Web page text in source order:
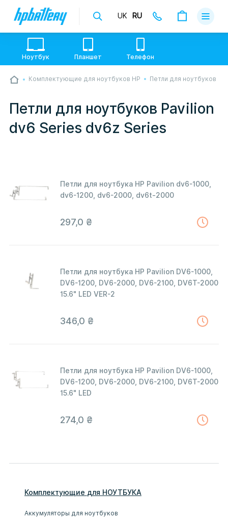
💙💛 Слава УкраЇні! Ми працюємо. Надсилаємо
Опрацьовуємо замовлення у звичному графіку
настільки швидко, як можемо. Якщо буде затримка
- пробачте, швидше за все у нас лунає повітряна
тривога. Але ми виліземо зі сховища і
UK RU
Доставка
Ноутбук Планшет Телефон
Комплектующие для ноутбуков HP Петли для ноутбуков
Петли для ноутбуков Pavilion
dv6 Series dv6z Series
Петли для ноутбука HP Pavilion dv6-1000,
dv6-1200, dv6-2000, dv6t-2000
297,0 ₴
Петли для ноутбука HP Pavilion DV6-1000,
DV6-1200, DV6-2000, DV6-2100, DV6T-2000
15.6" LED VER-2
346,0 ₴
Петли для ноутбука HP Pavilion DV6-1000,
DV6-1200, DV6-2000, DV6-2100, DV6T-2000
15.6" LED
274,0 ₴
Комплектующие для НОУТБУКА
Аккумуляторы для ноутбуков